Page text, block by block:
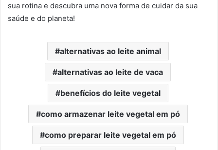
sua rotina e descubra uma nova forma de cuidar da sua
saúde e do planeta!
alternativas ao leite animal
alternativas ao leite de vaca
benefícios do leite vegetal
como armazenar leite vegetal em pó
como preparar leite vegetal em pó